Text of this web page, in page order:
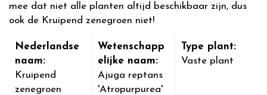
mee dat niet alle planten altijd beschikbaar zijn, dus
ook de Kruipend zenegroen niet!
Nederlandse
naam:
Kruipend
zenegroen
Wetenschapp
elijke naam:
Ajuga reptans
'Atropurpurea'
Type plant:
Vaste plant